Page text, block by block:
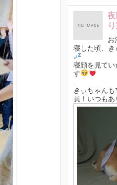
夜間の一コマ★こま
お
寝した頃、き
寝顔を見てい
す
きぃちゃん
員！いつも